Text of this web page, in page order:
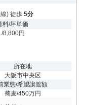
) 徒歩 5分
料/坪単価
/8,800円
所在地
大阪市中央区
業態/希望譲渡額
蕎麦/450万円